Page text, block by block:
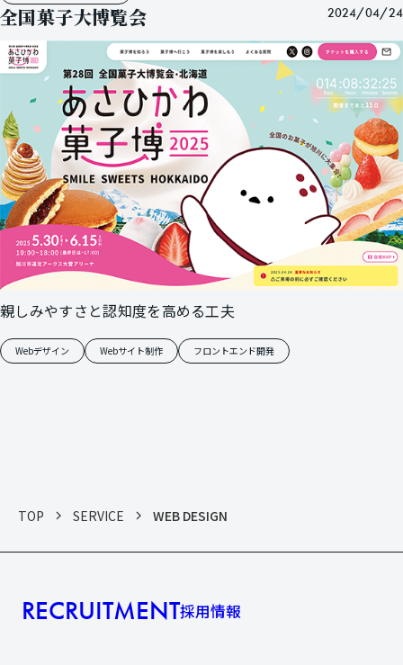
全国菓子大博覧会 2024/04/24
親しみやすさと認知度を高める工夫
Webデザイン Webサイト制作 フロントエンド開発
TOP SERVICE WEB DESIGN
RECRUITMENT採用情報